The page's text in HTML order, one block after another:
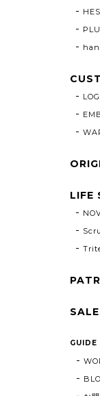
LIFE
SALE
GUIDE